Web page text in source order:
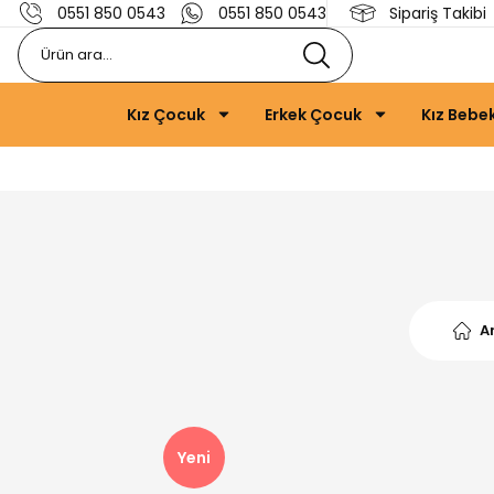
0551 850 0543 0551 850 0543 Sipariş Takibi
Kız Çocuk Erkek Çocuk Kız
Yeni